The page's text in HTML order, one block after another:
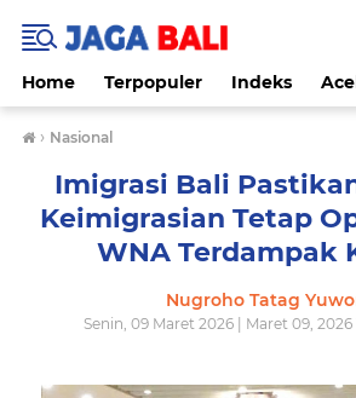
Home Terpopuler Indeks
› Nasional
Imigrasi Bali
Keimigrasian Tetap
WNA Terdampak
Nugroho Tatag
Senin, 09 Maret 2026 | Maret 09, 2026